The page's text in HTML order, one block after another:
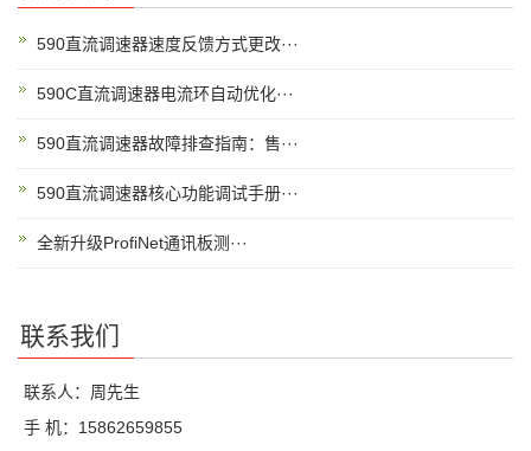
590直流调速器速度反馈方式更改···
590C直流调速器电流环自动优化···
590直流调速器故障排查指南：售···
590直流调速器核心功能调试手册···
全新升级ProfiNet通讯板测···
联系我们
联系人：周先生
手 机：15862659855